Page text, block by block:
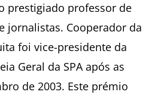
prestigiado professor de
jornalistas. Cooperador da
foi vice-presidente da
Geral da SPA após as
de 2003. Este prémio